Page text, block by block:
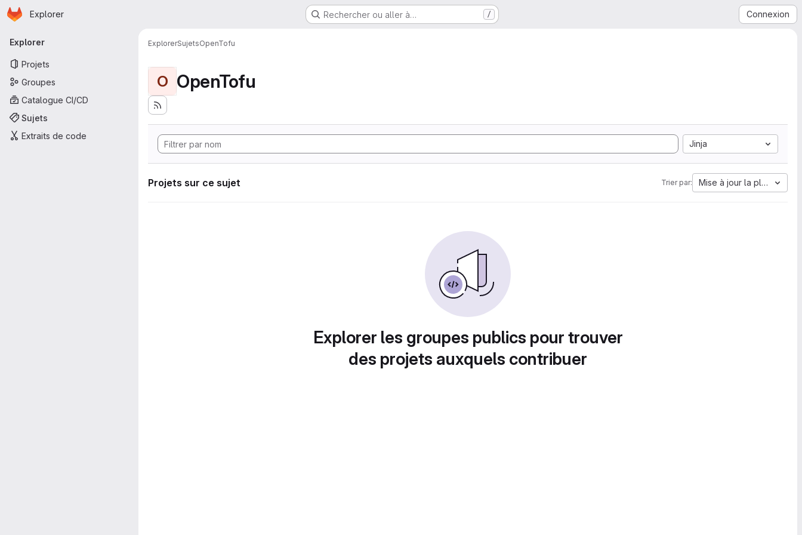
Passer au contenu principal
Page d'accueil
Explorer Rechercher ou aller à… / Connexion
Navigation principale
Explorer
Projets
Groupes
Catalogue CI/CD
Sujets
Extraits de code
ExplorerSujetsOpenTofu
O OpenTofu
Jinja
Projets sur ce sujet Trier par: Mise à jour la plus
Explorer les groupes publics pour trouver
des projets auxquels contribuer